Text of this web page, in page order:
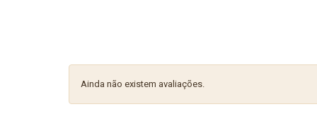
Ainda não existem avaliações.